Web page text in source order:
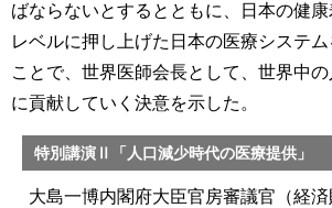
ばならないとするとともに、日本の健
レベルに押し上げた日本の医療システ
ことで、世界医師会長として、世界中
に貢献していく決意を示した。
特別講演Ⅱ「人口減少時代の医療提供」
大島一博内閣府大臣官房審議官（経済